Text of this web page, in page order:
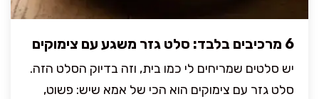
6 מרכיבים בלבד: סלט גזר משגע עם צימוקים
יש סלטים שמריחים לי כמו בית, וזה בדיוק הסלט הזה.
סלט גזר עם צימוקים הוא הכי של אמא שיש: פשוט,